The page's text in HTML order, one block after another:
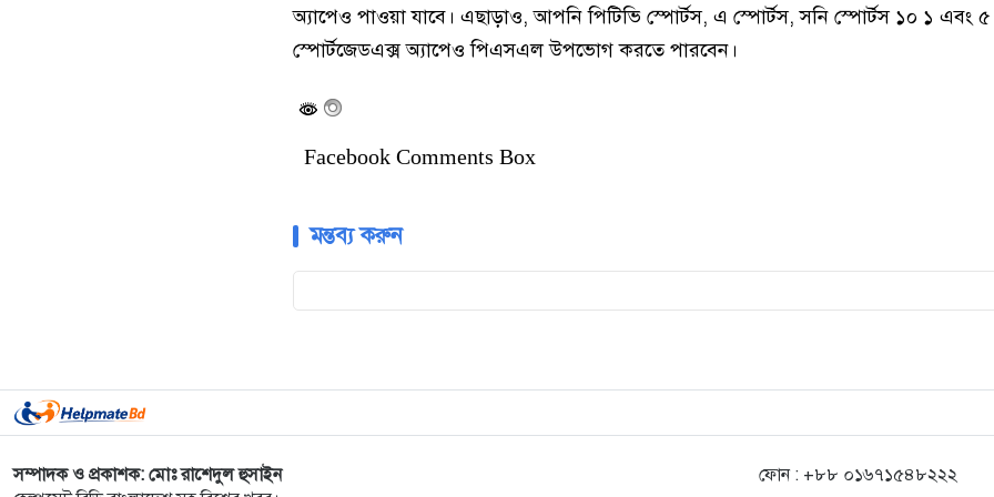
অ্যাপেও পাওয়া যাবে। এছাড়াও, আপনি পিটিভি স্পোর্টস, এ স্পোর্টস, সনি স্পোর্টস ১০ ১ এবং
স্পোর্টজেডএক্স অ্যাপেও পিএসএল উপভোগ করতে পারবেন।
Facebook Comments Box
মন্তব্য করুন
সম্পাদক ও প্রকাশক: মোঃ রাশেদুল হুসাইন
ফোন : +৮৮ ০১৬৭১৫৪৮২২২